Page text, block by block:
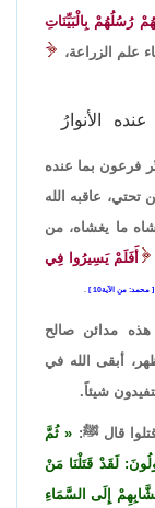
رُسُلُهُمْ بِالْبَيِّنَاتِ
علم الزراعة،
الأنوارُ
فرعون بما عنده
عاقبه الله
ما يغشاه، من
أَفَلَمْ يَسِيرُوا فِي
محمد: من الآية10
مدائن صالح
أبقى الله في
شيئاً.
قال ﷺ:
ثُمَّ
لَقَدْ قَتَلْنَا مَنْ
إِلَى السَّمَاءِ